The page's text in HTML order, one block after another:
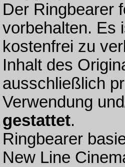
Der Ringbearer
vorbehalten. Es
kostenfrei zu
Inhalt des
ausschließlich
Verwendung
gestattet.
Ringbearer
New Line